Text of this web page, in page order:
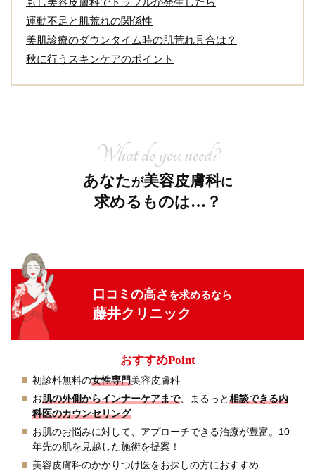
運動不足と肌荒れの関係性
美肌診療のダウンタイム時の肌荒れ具合は？
秋に行うスキンケアのポイント
What do you need?
あなたが美容皮膚科に
求めるものは…？
口コミの高さ を求めるなら
藤井クリニック
おすすめPoint
初診料無料の女性専門美容皮膚科
お肌の外側からインナーケアまで、まるっと相談できる内
科医のカウンセリング
お肌のお悩みに対して、アプローチできる治療が豊富。10
年先の肌を見越した施術を提案！
美容皮膚科のかかりつけ医をお探しの方におすすめ